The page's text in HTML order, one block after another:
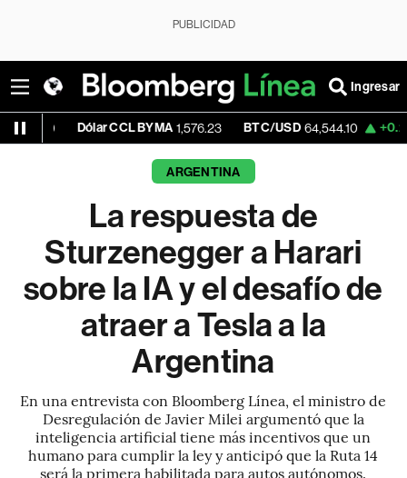
PUBLICIDAD
Ingresar
Dólar CCL BYMA 1,576.23 BTC/USD 64,544.10 +0.24% ETH/
ARGENTINA
La respuesta de
Sturzenegger a Harari
sobre la IA y el desafío de
atraer a Tesla a la
Argentina
En una entrevista con Bloomberg Línea, el ministro de
Desregulación de Javier Milei argumentó que la
inteligencia artificial tiene más incentivos que un
humano para cumplir la ley y anticipó que la Ruta 14
será la primera habilitada para autos autónomos.